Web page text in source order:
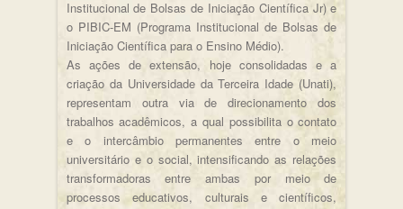
Institucional de Bolsas de Iniciação Científica Jr) e
o PIBIC-EM (Programa Institucional de Bolsas de
Iniciação Científica para o Ensino Médio).
As ações de extensão, hoje consolidadas e a
criação da Universidade da Terceira Idade (Unati),
representam outra via de direcionamento dos
trabalhos acadêmicos, a qual possibilita o contato
e o intercâmbio permanentes entre o meio
universitário e o social, intensificando as relações
transformadoras entre ambas por meio de
processos educativos, culturais e científicos,